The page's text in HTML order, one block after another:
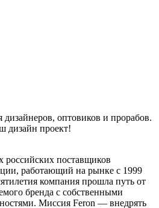
оптовиков и прорабов.
дизайн проект!
поставщиков
работающий на рынке с 1999
компания прошла путь от
бренда с собственными
Миссия Feron — внедрять